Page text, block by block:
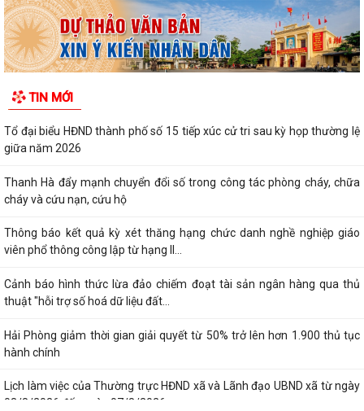
TIN MỚI
Tổ đại biểu HĐND thành phố số 15 tiếp xúc cử tri sau kỳ họp thường lệ
giữa năm 2026
Thanh Hà đẩy mạnh chuyển đổi số trong công tác phòng cháy, chữa
cháy và cứu nạn, cứu hộ
Thông báo kết quả kỳ xét thăng hạng chức danh nghề nghiệp giáo
viên phổ thông công lập từ hạng II...
Cảnh báo hình thức lừa đảo chiếm đoạt tài sản ngân hàng qua thủ
thuật "hỗi trợ số hoá dữ liệu đất...
Hải Phòng giảm thời gian giải quyết từ 50% trở lên hơn 1.900 thủ tục
hành chính
Lịch làm việc của Thường trực HĐND xã và Lãnh đạo UBND xã từ ngày
03/8/2026 đến ngày 07/8/2026